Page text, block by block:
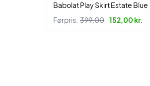
Babolat Play Skirt Estate Blue
Førpris: 399,00 152,00 kr.